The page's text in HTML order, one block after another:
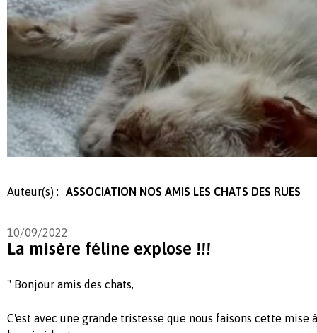
Auteur(s) : ASSOCIATION NOS AMIS LES CHATS DES RUES
10/09/2022
La misère féline explose !!!
" Bonjour amis des chats,
C'est avec une grande tristesse que nous faisons cette mise